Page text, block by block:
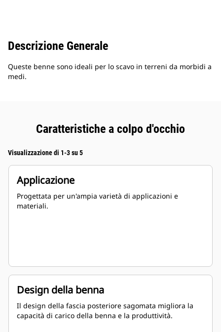
Descrizione Generale
Queste benne sono ideali per lo scavo in terreni da morbidi a
medi.
Caratteristiche a colpo d'occhio
Visualizzazione di 1-3 su 5
Applicazione
Progettata per un'ampia varietà di applicazioni e
materiali.
Design della benna
Il design della fascia posteriore sagomata migliora la
capacità di carico della benna e la produttività.